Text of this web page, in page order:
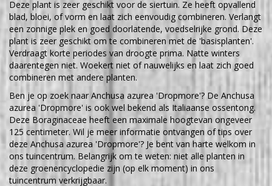
Deze plant is zeer geschikt voor de siertuin. Ze heeft opvallend
blad, bloei, of vorm en laat zich eenvoudig combineren. Verlangt
een zonnige plek en goed doorlatende, voedselrijke grond. Deze
plant is zeer geschikt om te combineren met de 'basisplanten'.
Verdraagt korte periodes van droogte prima. Natte winters
daarentegen niet. Woekert niet of nauwelijks en laat zich goed
combineren met andere planten.
Ben je op zoek naar Anchusa azurea 'Dropmore'? De Anchusa
azurea 'Dropmore' is ook wel bekend als Italiaanse ossentong.
Deze Boraginaceae heeft een maximale hoogtevan ongeveer
125 centimeter. Wil je meer informatie ontvangen of tips over
deze Anchusa azurea 'Dropmore'? Je bent van harte welkom in
ons tuincentrum. Belangrijk om te weten: niet alle planten in
deze groenencyclopedie zijn (op elk moment) in ons
tuincentrum verkrijgbaar.